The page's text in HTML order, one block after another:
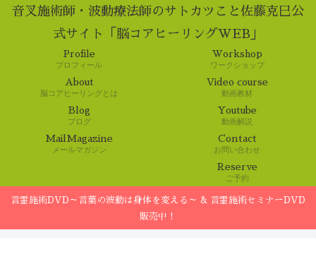
音叉施術師・波動療法師のサトカツこと佐藤克巳公
式サイト「脳コアヒーリングWEB」
Profile
プロフィール
Workshop
ワークショップ
About
脳コアヒーリングとは
Video course
動画教材
Blog
ブログ
Youtube
動画解説
MailMagazine
メールマガジン
Contact
お問い合わせ
Reserve
ご予約
言霊施術DVD～言葉の波動は身体を変える～ & 言霊施術セミナーDVD
販売中！